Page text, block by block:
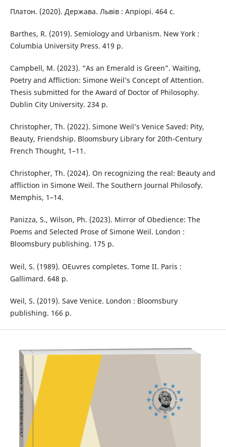
Платон. (2020). Держава. Львів : Апріорі. 464 с.
Barthes, R. (2019). Semiology and Urbanism. New York :
Columbia University Press. 419 p.
Campbell, M. (2023). “As an Emerald is Green”. Waiting,
Poetry and Affliction: Simone Weil’s Concept of Attention.
Thesis submitted for the Award of Doctor of Philosophy.
Dublin City University. 234 p.
Christopher, Th. (2022). Simone Weil’s Venice Saved: Pity,
Beauty, Friendship. Bloomsbury Library for 20th-Century
French Thought, 1–11.
Christopher, Th. (2024). On recognizing the real: Beauty and
affliction in Simone Weil. The Southern Journal Philosofy.
Memphis, 1–14.
Panizza, S., Wilson, Ph. (2023). Mirror of Obedience: The
Poems and Selected Prose of Simone Weil. London :
Bloomsbury publishing. 175 p.
Weil, S. (1989). OEuvres completes. Tome II. Paris :
Gallimard. 648 р.
Weil, S. (2019). Save Venice. London : Bloomsbury
publishing. 166 p.